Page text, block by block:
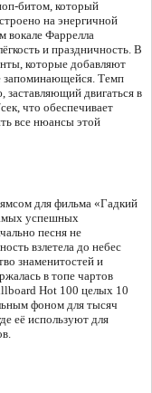
битом, который
на энергичной
вокале Фаррелла
и праздничность. В
которые добавляют
запоминающейся. Темп
двигаться в
что обеспечивает
все нюансы этой
для фильма «Гадкий
успешных
песня не
взлетела до небес
знаменитостей и
в топе чартов
Hot 100 целых 10
фоном для тысяч
её используют для